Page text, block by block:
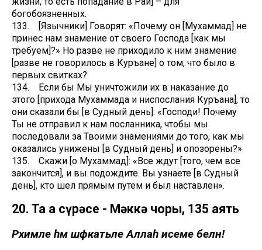
богобоязненных.
133. [Язычники] Говорят: «Почему он [Мухаммад] не
принес нам знамение от своего Господа [как мы
требуем]?» Но разве не приходило к ним знамение
[разве не говорилось в Куръане] о том, что было в
первых свитках?
134. Если бы Мы уничтожили их в наказание до
этого [прихода Мухаммада и ниспослания Куръана], то
они сказали бы [в Судный день]: «Господи! Почему
Ты не отправил к нам посланника, чтобы мы
последовали за Твоими знамениями до того, как мы
оказались унижены [в Судный день] и опозорены?»
135. Скажи [о Мухаммад]: «Все ждут [того, чем все
закончится], и вы подождите. Вы узнаете [в Судный
день], кто шел прямым путем и был наставлен».
20. Та Һа сүрәсе - Мәккә чоры, 135 аять
Рәхимле һәм шәфкатьле Аллаһ исеме белән!